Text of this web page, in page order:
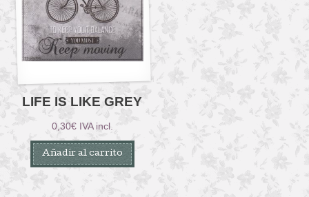
LIFE IS LIKE GREY
0,30€ IVA incl.
Añadir al carrito